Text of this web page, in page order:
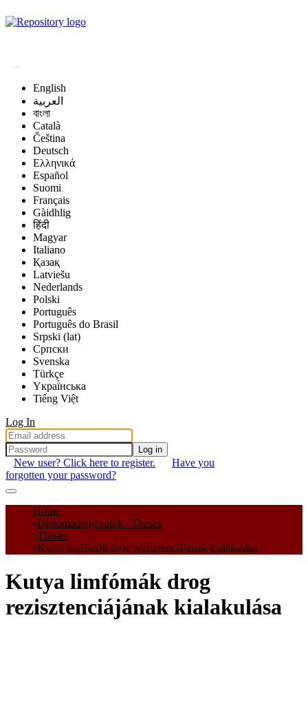
English
العربية
বাংলা
Català
Čeština
Deutsch
Ελληνικά
Español
Suomi
Français
Gàidhlig
हिंदी
Magyar
Italiano
Қазақ
Latviešu
Nederlands
Polski
Português
Português do Brasil
Srpski (lat)
Српски
Svenska
Türkçe
Yкраї́нська
Tiếng Việt
Log In
Log in
New user? Click here to register.
Have you
forgotten your password?
Communities & Collections
All of DSpace
Statistics
Home
Diplomadolgozatok / Theses
Theses
Kutya limfómák drog rezisztenciájának kialakulása
Kutya limfómák drog
rezisztenciájának kialakulása